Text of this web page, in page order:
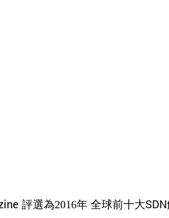
評選為2016年 全球前十大